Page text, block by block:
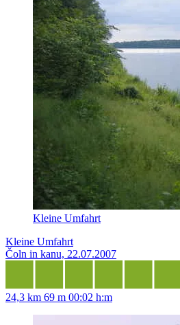
Kleine Umfahrt
Kleine Umfahrt
Čoln in kanu, 22.07.2007
24,3 km 69 m 00:02 h:m